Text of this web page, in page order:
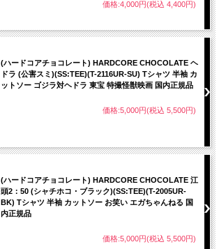
価格:4,000円(税込 4,400円)
(ハードコアチョコレート) HARDCORE CHOCOLATE ヘ
ドラ (公害スミ)(SS:TEE)(T-2116UR-SU) Tシャツ 半袖 カ
ットソー ゴジラ対ヘドラ 東宝 特撮怪獣映画 国内正規品
価格:5,000円(税込 5,500円)
(ハードコアチョコレート) HARDCORE CHOCOLATE 江
頭2：50 (シャチホコ・ブラック)(SS:TEE)(T-2005UR-
BK) Tシャツ 半袖 カットソー お笑い エガちゃんねる 国
内正規品
価格:5,000円(税込 5,500円)